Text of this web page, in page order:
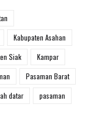
Kabupaten Asahan
Siak
Kampar
Pasaman Barat
datar pasaman